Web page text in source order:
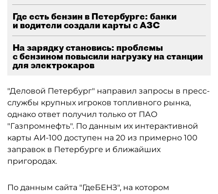
Где есть бензин в Петербурге: банки
и водители создали карты с АЗС
На зарядку становись: проблемы
с бензином повысили нагрузку на станции
для электрокаров
"Деловой Петербург" направил запросы в пресс-
службы крупных игроков топливного рынка,
однако ответ получил только от ПАО
"Газпромнефть". По данным их интерактивной
карты АИ-100 доступен на 20 из примерно 100
заправок в Петербурге и ближайших
пригородах.
По данным сайта "ГдеБЕНЗ", на котором